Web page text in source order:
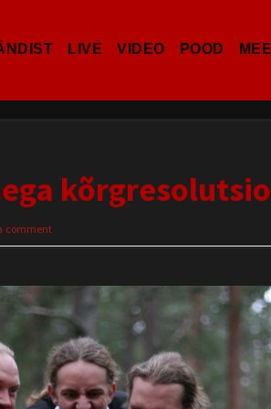
LIVE VIDEO POOD
comment